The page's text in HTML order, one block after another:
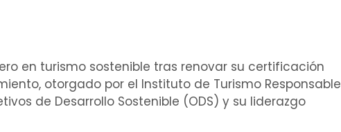
en turismo sostenible tras renovar su certificación
otorgado por el Instituto de Turismo Responsable
de Desarrollo Sostenible (ODS) y su liderazgo